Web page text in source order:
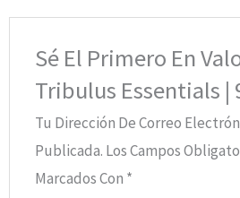
Sé El Primero En
Tribulus Essentials |
Tu Dirección De Correo
Publicada. Los Campos
Marcados Con *